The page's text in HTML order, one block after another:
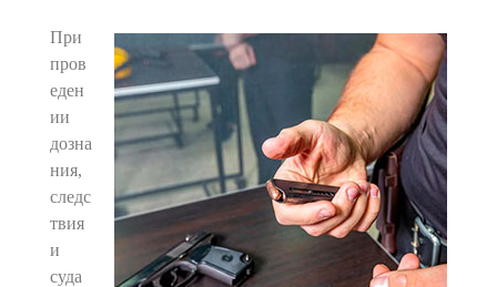
При
пров
еден
ии
дозна
ния,
следс
твия
и
суда